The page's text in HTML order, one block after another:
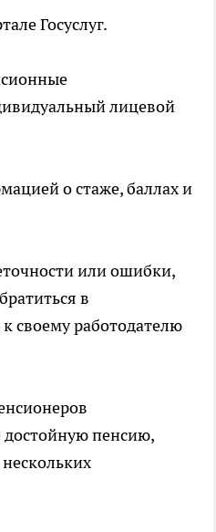
Госуслуг.
лицевой
о стаже, баллах и
или ошибки,
в
своему работодателю
достойную пенсию,